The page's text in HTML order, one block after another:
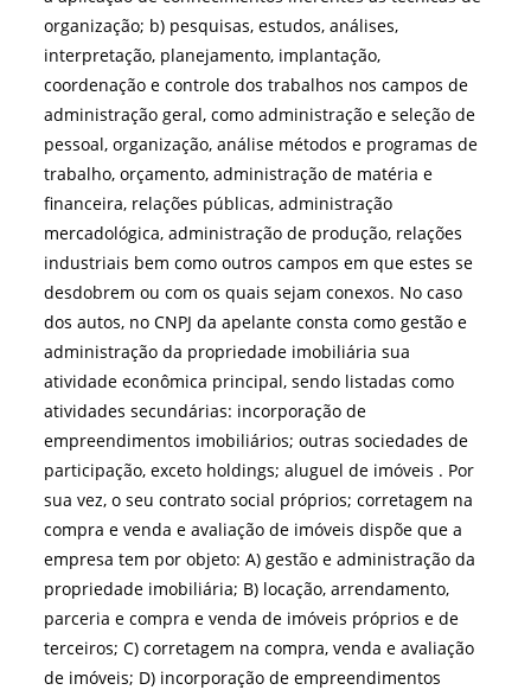
organização; b) pesquisas, estudos, análises,
interpretação, planejamento, implantação,
coordenação e controle dos trabalhos nos campos de
administração geral, como administração e seleção de
pessoal, organização, análise métodos e programas de
trabalho, orçamento, administração de matéria e
financeira, relações públicas, administração
mercadológica, administração de produção, relações
industriais bem como outros campos em que estes se
desdobrem ou com os quais sejam conexos. No caso
dos autos, no CNPJ da apelante consta como gestão e
administração da propriedade imobiliária sua
atividade econômica principal, sendo listadas como
atividades secundárias: incorporação de
empreendimentos imobiliários; outras sociedades de
participação, exceto holdings; aluguel de imóveis . Por
sua vez, o seu contrato social próprios; corretagem na
compra e venda e avaliação de imóveis dispõe que a
empresa tem por objeto: A) gestão e administração da
propriedade imobiliária; B) locação, arrendamento,
parceria e compra e venda de imóveis próprios e de
terceiros; C) corretagem na compra, venda e avaliação
de imóveis; D) incorporação de empreendimentos